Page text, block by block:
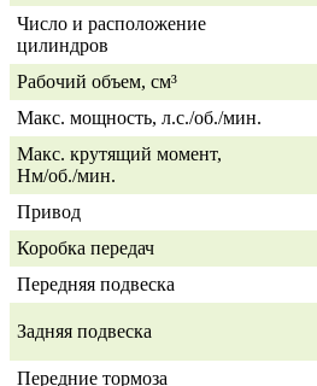
Число и расположение
цилиндров
Рабочий объем, см³
Макс. мощность, л.с./об./мин.
Макс. крутящий момент,
Нм/об./мин.
Привод
Коробка передач
Передняя подвеска
Задняя подвеска
Передние тормоза